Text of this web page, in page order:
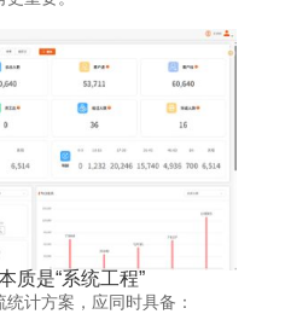
质是“系统工程”
计方案，应同时具备：